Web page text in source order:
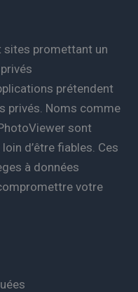
sites promettant un
prétendent
privés. Noms comme
sont
d’être fiables. Ces
à données
votre